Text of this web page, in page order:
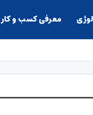
معرفی کسب و کار